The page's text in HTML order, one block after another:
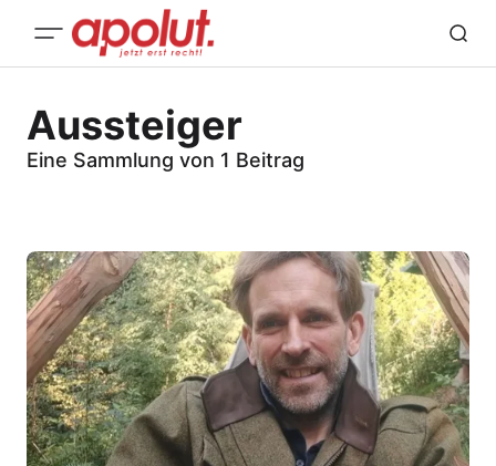
Aussteiger
Eine Sammlung von 1 Beitrag